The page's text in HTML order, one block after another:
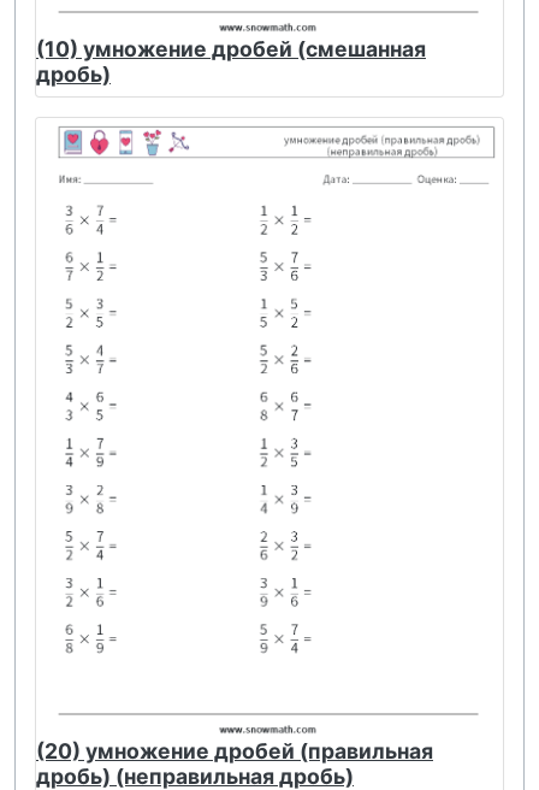
(10) умножение дробей (смешанная
дробь)
(20) умножение дробей (правильная
дробь) (неправильная дробь)